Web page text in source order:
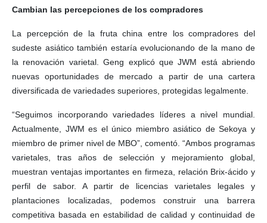
Cambian las percepciones de los compradores
La percepción de la fruta china entre los compradores del
sudeste asiático también estaría evolucionando de la mano de
la renovación varietal. Geng explicó que JWM está abriendo
nuevas oportunidades de mercado a partir de una cartera
diversificada de variedades superiores, protegidas legalmente.
“Seguimos incorporando variedades líderes a nivel mundial.
Actualmente, JWM es el único miembro asiático de Sekoya y
miembro de primer nivel de MBO”, comentó. “Ambos programas
varietales, tras años de selección y mejoramiento global,
muestran ventajas importantes en firmeza, relación Brix-ácido y
perfil de sabor. A partir de licencias varietales legales y
plantaciones localizadas, podemos construir una barrera
competitiva basada en estabilidad de calidad y continuidad de